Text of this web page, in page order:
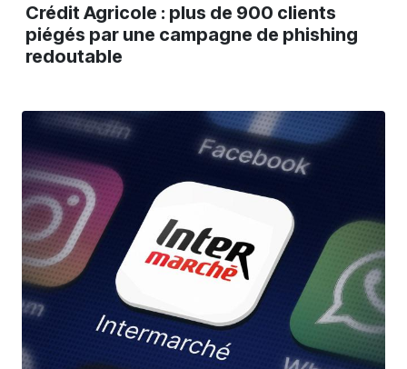
Crédit Agricole : plus de 900 clients
piégés par une campagne de phishing
redoutable